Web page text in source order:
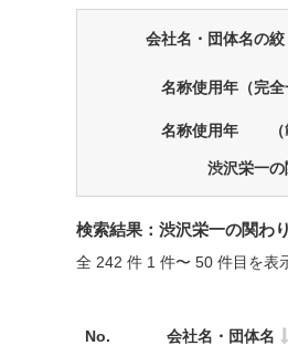
会社名・団体名の絞
名称使用年（完全
名称使用年 （
渋沢栄一の
検索結果：渋沢栄一の関わ
全 242 件 1 件〜 50 件目を表
No. 会社名・団体名